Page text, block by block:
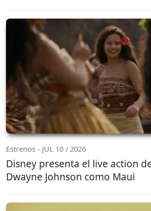
Estrenos - JUL 10 / 2026
Disney presenta el live action
Dwayne Johnson como Maui